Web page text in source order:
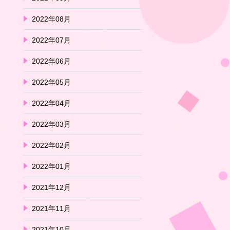
2022年08月
2022年07月
2022年06月
2022年05月
2022年04月
2022年03月
2022年02月
2022年01月
2021年12月
2021年11月